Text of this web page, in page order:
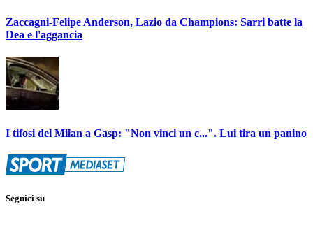
Zaccagni-Felipe Anderson, Lazio da Champions: Sarri batte la
Dea e l'aggancia
I tifosi del Milan a Gasp: "Non vinci un c...". Lui tira un panino
Seguici su